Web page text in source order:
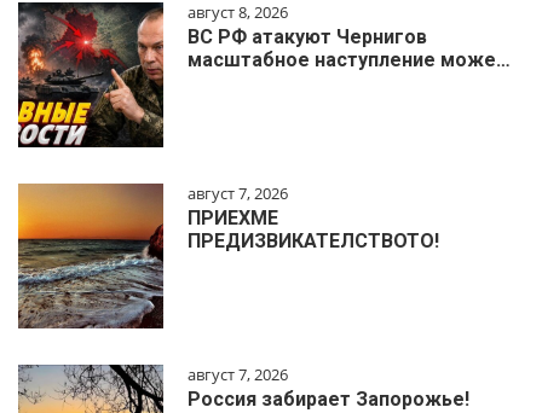
август 8, 2026
ВС РФ атакуют Чернигов
масштабное наступление може…
август 7, 2026
ПРИЕХМЕ
ПРЕДИЗВИКАТЕЛСТВОТО!
август 7, 2026
Россия забирает Запорожье!